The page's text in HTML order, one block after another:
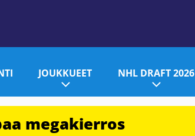
JOUKKUEET NHL DRAFT 2026
megakierros